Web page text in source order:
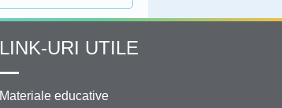
LINK-URI UTILE
Materiale educative